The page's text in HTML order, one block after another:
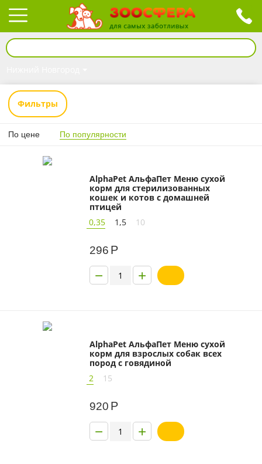
Фильтры
По цене По популярности
AlphaPet АльфаПет Меню сухой
корм для стерилизованных
кошек и котов с домашней
птицей
0,35
1,5 10
296 Р
+
−
AlphaPet АльфаПет Меню сухой
корм для взрослых собак всех
пород с говядиной
2
15
920 Р
+
−